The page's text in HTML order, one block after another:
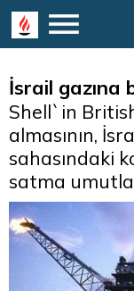
İsrail gazına
Shell`in
almasının,
sahasındaki
satma